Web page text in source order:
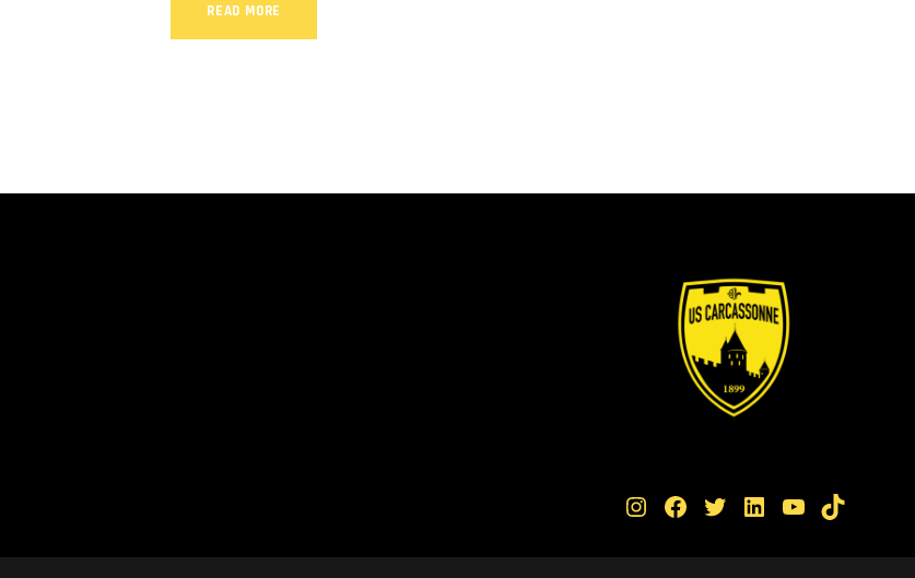
READ MORE
Instagram Facebook Twitter LinkedIn YouTube TikTok